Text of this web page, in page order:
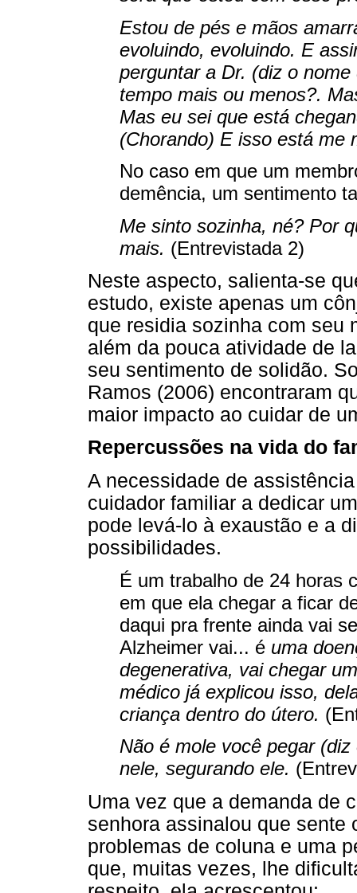
Estou de pés e mãos
evoluindo, evoluindo. E
perguntar a Dr. (diz o
tempo mais ou menos?.
Mas eu sei que está
(Chorando) E isso está me
No caso em que um
demência, um sentimento
Me sinto sozinha, né? Por
mais. (Entrevistada 2)
Neste aspecto, salienta-se
estudo, existe apenas um
que residia sozinha com seu
além da pouca atividade de
seu sentimento de solidão.
Ramos (2006) encontraram
maior impacto ao cuidar de
Repercussões na vida do
A necessidade de
cuidador familiar a dedicar
pode levá-lo à exaustão e a
possibilidades.
É um trabalho de 24 horas
em que ela chegar a ficar
daqui pra frente ainda vai
Alzheimer vai... é uma
degenerativa, vai chegar
médico já explicou isso,
criança dentro do útero.
Não é mole você pegar
nele, segurando ele.
Uma vez que a demanda de
senhora assinalou que sente
problemas de coluna e uma
que, muitas vezes, lhe